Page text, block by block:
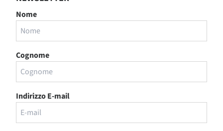
Nome
Cognome
Indirizzo E-mail